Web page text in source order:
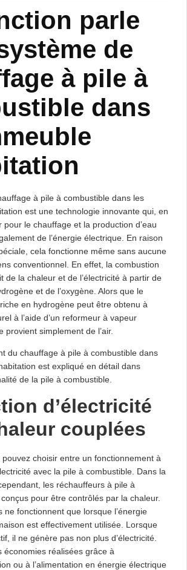
parle
de
à pile à
dans
à pile à combustible dans les
est une technologie innovante qui, en
pour le chauffage et la production d’eau
de l’énergie électrique. En raison
cela fonctionne même sans aucune
conventionnel. En effet, la combustion
de la chaleur et de l’électricité à partir de
et de l’oxygène. Alors que le
en hydrogène peut être obtenu à
à l’aide d’un reformeur à vapeur
provient simplement de l’air.
du chauffage à pile à combustible dans
est expliqué en détail dans
de la pile à combustible.
d’électricité
couplées
choisir entre un fonctionnement à
avec la pile à combustible. Dans la
les réchauffeurs à pile à
pour être contrôlés par la chaleur.
ne fonctionnent que lorsque l’énergie
est effectivement utilisée. Lorsque
il ne génère pas non plus d’électricité.
économies réalisées grâce à
ou à l’alimentation en énergie électrique